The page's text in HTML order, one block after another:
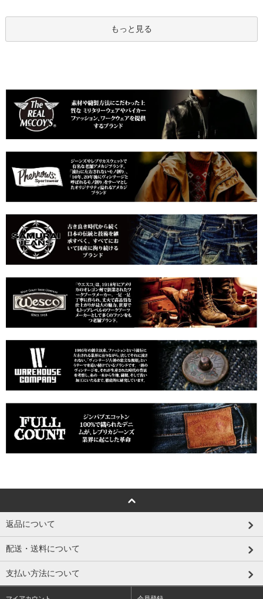
もっと見る
返品について
配送・送料について
支払い方法について